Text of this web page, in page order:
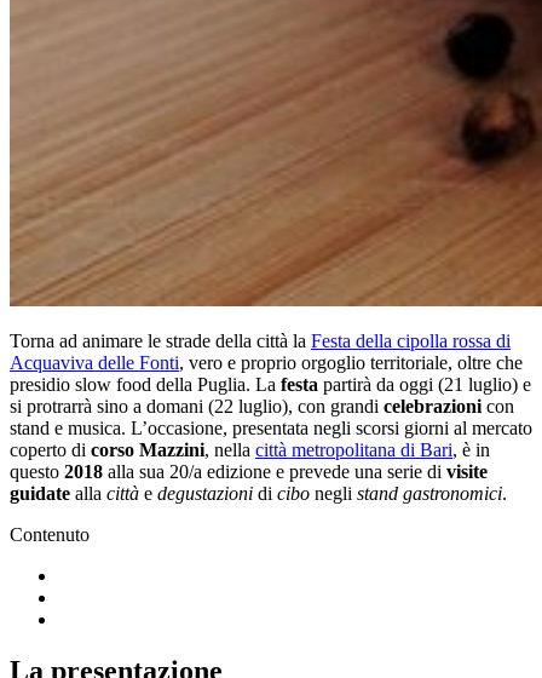
Torna ad animare le strade della città la Festa della cipolla rossa di
Acquaviva delle Fonti, vero e proprio orgoglio territoriale, oltre che
presidio slow food della Puglia. La festa partirà da oggi (21 luglio) e
si protrarrà sino a domani (22 luglio), con grandi celebrazioni con
stand e musica. L’occasione, presentata negli scorsi giorni al mercato
coperto di corso Mazzini, nella città metropolitana di Bari, è in
questo 2018 alla sua 20/a edizione e prevede una serie di visite
guidate alla città e degustazioni di cibo negli stand gastronomici.
Contenuto
La presentazione